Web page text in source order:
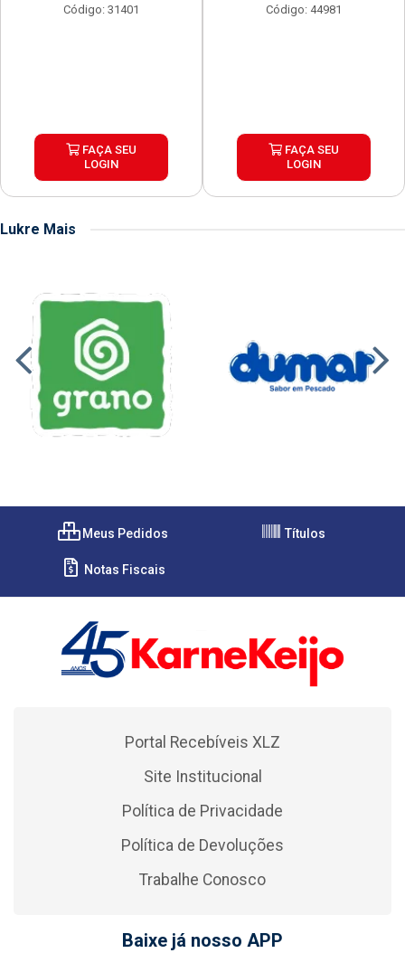
Código: 31401
FAÇA SEU
LOGIN
Código: 44981
FAÇA SEU
LOGIN
Lukre Mais
Meus Pedidos Títulos
Notas Fiscais
Portal Recebíveis XLZ
Site Institucional
Política de Privacidade
Política de Devoluções
Trabalhe Conosco
Baixe já nosso APP